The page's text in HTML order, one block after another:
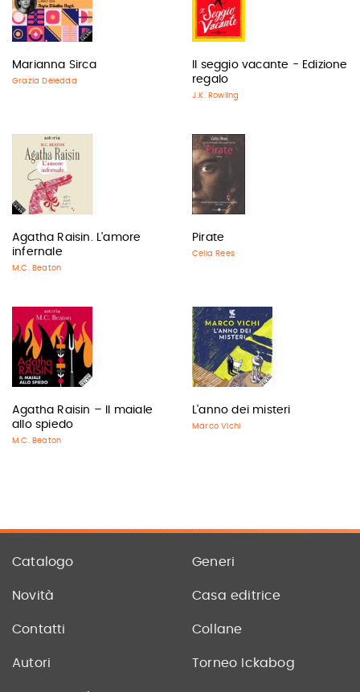
Marianna Sirca
Grazia Deledda
Il seggio vacante - Edizione
regalo
J.K. Rowling
Agatha Raisin. L'amore
infernale
M.C. Beaton
Pirate
Celia Rees
Agatha Raisin – Il maiale
allo spiedo
M.C. Beaton
L'anno dei misteri
Marco Vichi
Catalogo Generi
Novità Casa editrice
Contatti Collane
Autori Torneo Ickabog